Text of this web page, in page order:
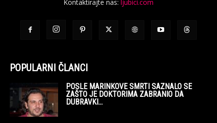
Kontaktirajte nas: ljubici.com
POPULARNI ČLANCI
POSLE MARINKOVE SMRTI SAZNALO SE
ZAŠTO JE DOKTORIMA ZABRANIO DA
DUBRAVKI...